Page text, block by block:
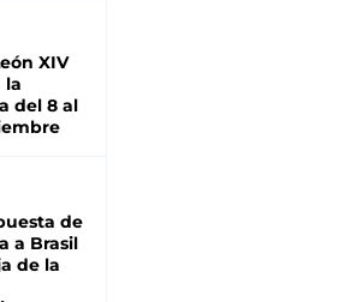
XIV
la
del 8 al
de
a Brasil
de la